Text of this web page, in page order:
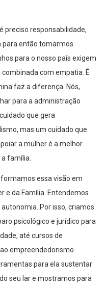
preciso responsabilidade,
para então tomarmos
para o nosso país exigem
com empatia. É
faz a diferença. Nós,
para a administração
que gera
mas um cuidado que
a mulher é a melhor
família.
essa visão em
e da Família. Entendemos
Por isso, criamos
psicológico e jurídico para
até cursos de
empreendedorismo.
para ela sustentar
seu lar e mostramos para